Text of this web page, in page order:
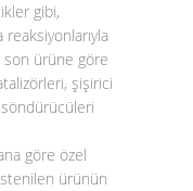
gibi,
reaksiyonlarıyla
ürüne göre
şişirici
göre özel
ürünün